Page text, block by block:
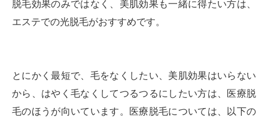
脱毛効果のみではなく、美肌効果も一緒に得たい方は、
エステでの光脱毛がおすすめです。
とにかく最短で、毛をなくしたい、美肌効果はいらない
から、はやく毛なくしてつるつるにしたい方は、医療脱
毛のほうが向いています。医療脱毛については、以下の